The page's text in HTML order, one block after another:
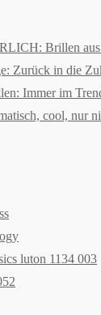
Brillen
Zurück in die
Immer im
cool, nur
luton 1134 003